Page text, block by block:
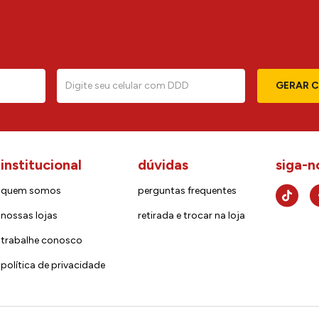
GERAR
institucional
quem somos
nossas lojas
trabalhe conosco
política de privacidade
dúvidas
perguntas frequentes
retirada e trocar na loja
siga-